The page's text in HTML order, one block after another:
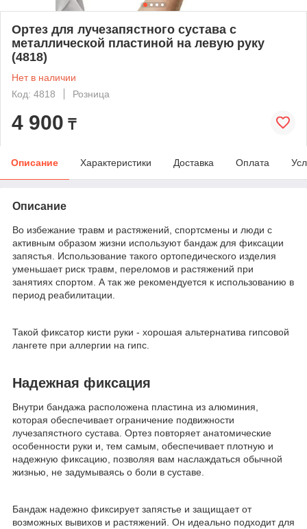
Ортез для лучезапястного сустава с
металлической пластиной на левую руку
(4818)
Нет в наличии
Код: 4818
Розница
4 900 ₸
Описание Характеристики Доставка Оплата
Описание
Во избежание травм и растяжений, спортсмены и люди с
активным образом жизни используют бандаж для фиксации
запястья. Использование такого ортопедического изделия
уменьшает риск травм, переломов и растяжений при
занятиях спортом. А так же рекомендуется к использованию в
период реабилитации.
Такой фиксатор кисти руки - хорошая альтернатива гипсовой
лангете при аллергии на гипс.
Надежная фиксация
Внутри бандажа расположена пластина из алюминия,
которая обеспечивает ограничение подвижности
лучезапястного сустава. Ортез повторяет анатомические
особенности руки и, тем самым, обеспечивает плотную и
надежную фиксацию, позволяя вам наслаждаться обычной
жизнью, не задумываясь о боли в суставе.
Бандаж надежно фиксирует запястье и защищает от
возможных вывихов и растяжений. Он идеально подходит для